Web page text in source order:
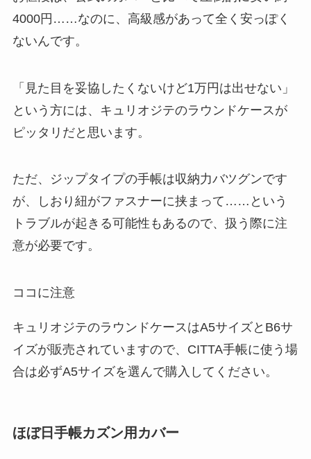
4000円……なのに、高級感があって全く安っぽく
ないんです。
「見た目を妥協したくないけど1万円は出せない」
という方には、キュリオジテのラウンドケースが
ピッタリだと思います。
ただ、ジップタイプの手帳は収納力バツグンです
が、しおり紐がファスナーに挟まって……という
トラブルが起きる可能性もあるので、扱う際に注
意が必要です。
ココに注意
キュリオジテのラウンドケースはA5サイズとB6サ
イズが販売されていますので、CITTA手帳に使う場
合は必ずA5サイズを選んで購入してください。
ほぼ日手帳カズン用カバー